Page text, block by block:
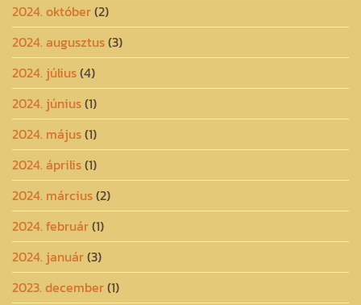
2024. október(2)
2024. augusztus(3)
2024. július(4)
2024. június(1)
2024. május(1)
2024. április(1)
2024. március(2)
2024. február(1)
2024. január(3)
2023. december(1)